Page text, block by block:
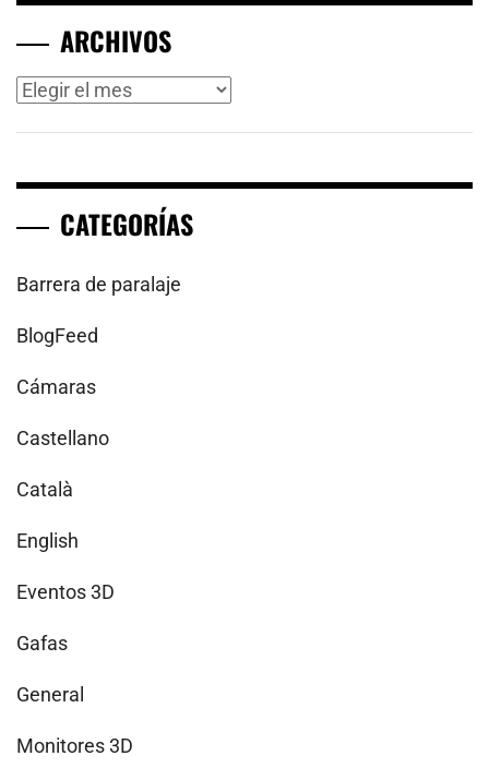
ARCHIVOS
Archivos
CATEGORÍAS
Barrera de paralaje
BlogFeed
Cámaras
Castellano
Català
English
Eventos 3D
Gafas
General
Monitores 3D